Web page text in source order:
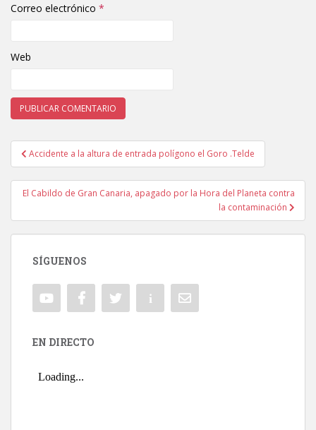
Correo electrónico *
Web
Navegación de entradas
Accidente a la altura de entrada polígono el Goro .Telde
El Cabildo de Gran Canaria, apagado por la Hora del Planeta contra
la contaminación
SÍGUENOS
EN DIRECTO